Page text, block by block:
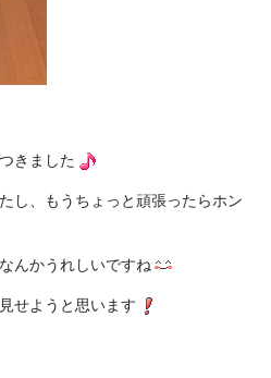
きました
し、もうちょっと頑張ったらホン
んかうれしいですね
せようと思います